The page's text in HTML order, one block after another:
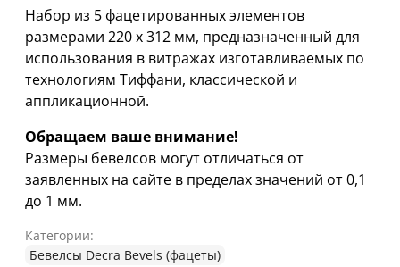
Набор из 5 фацетированных элементов
размерами 220 х 312 мм, предназначенный для
использования в витражах изготавливаемых по
технологиям Тиффани, классической и
аппликационной.
Обращаем ваше внимание!
Размеры бевелсов могут отличаться от
заявленных на сайте в пределах значений от 0,1
до 1 мм.
Категории:
Бевелсы Decra Bevels (фацеты)